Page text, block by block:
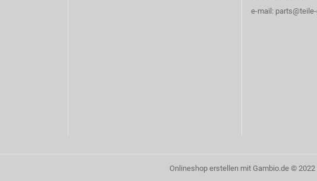
e-mail:
Onlineshop erstellenmit Gambio.de © 2022